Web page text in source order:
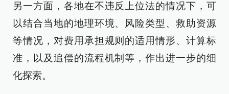
另一方面，各地在不违反上位法的情况下，可
以结合当地的地理环境、风险类型、救助资源
等情况，对费用承担规则的适用情形、计算标
准，以及追偿的流程机制等，作出进一步的细
化探索。